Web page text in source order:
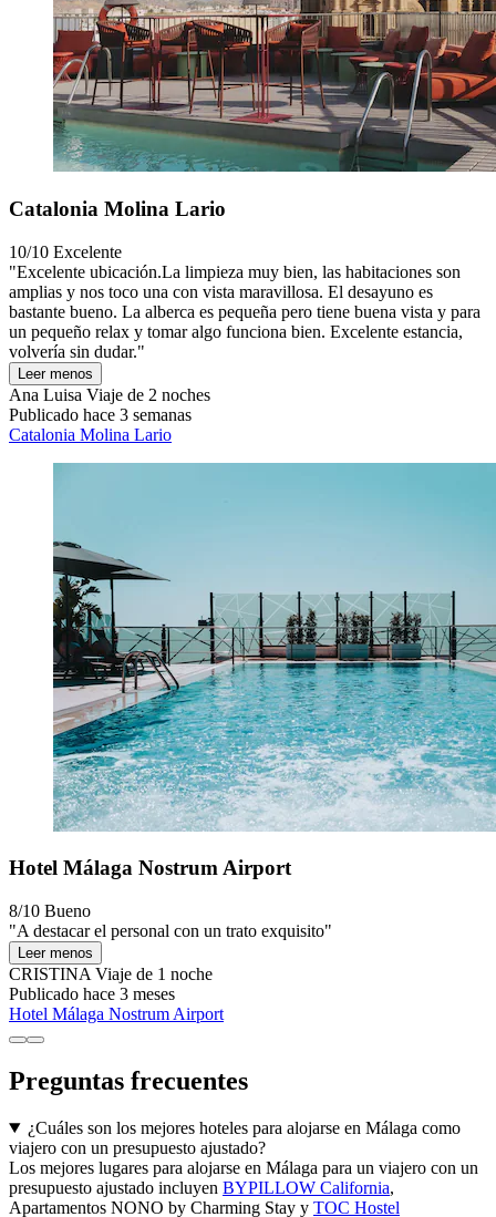
Catalonia Molina Lario
10/10 Excelente
"Excelente ubicación.La limpieza muy bien, las habitaciones son
amplias y nos toco una con vista maravillosa. El desayuno es
bastante bueno. La alberca es pequeña pero tiene buena vista y para
un pequeño relax y tomar algo funciona bien. Excelente estancia,
volvería sin dudar."
Leer menos
Ana Luisa Viaje de 2 noches
Publicado hace 3 semanas
Catalonia Molina Lario
Hotel Málaga Nostrum Airport
8/10 Bueno
"A destacar el personal con un trato exquisito"
Leer menos
CRISTINA Viaje de 1 noche
Publicado hace 3 meses
Hotel Málaga Nostrum Airport
Preguntas frecuentes
¿Cuáles son los mejores hoteles para alojarse en Málaga como
viajero con un presupuesto ajustado?
Los mejores lugares para alojarse en Málaga para un viajero con un
presupuesto ajustado incluyen BYPILLOW California,
Apartamentos NONO by Charming Stay y TOC Hostel